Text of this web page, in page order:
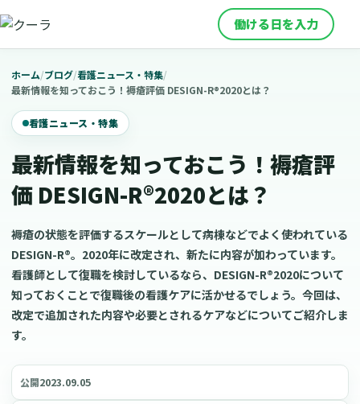
働ける日を入力
ホーム/ブログ/看護ニュース・特集/
最新情報を知っておこう！褥瘡評価 DESIGN-R®2020とは？
看護ニュース・特集
最新情報を知っておこう！褥瘡評
価 DESIGN-R®2020とは？
褥瘡の状態を評価するスケールとして病棟などでよく使われている
DESIGN-R®。2020年に改定され、新たに内容が加わっています。
看護師として復職を検討しているなら、DESIGN-R®2020について
知っておくことで復職後の看護ケアに活かせるでしょう。今回は、
改定で追加された内容や必要とされるケアなどについてご紹介しま
す。
公開2023.09.05